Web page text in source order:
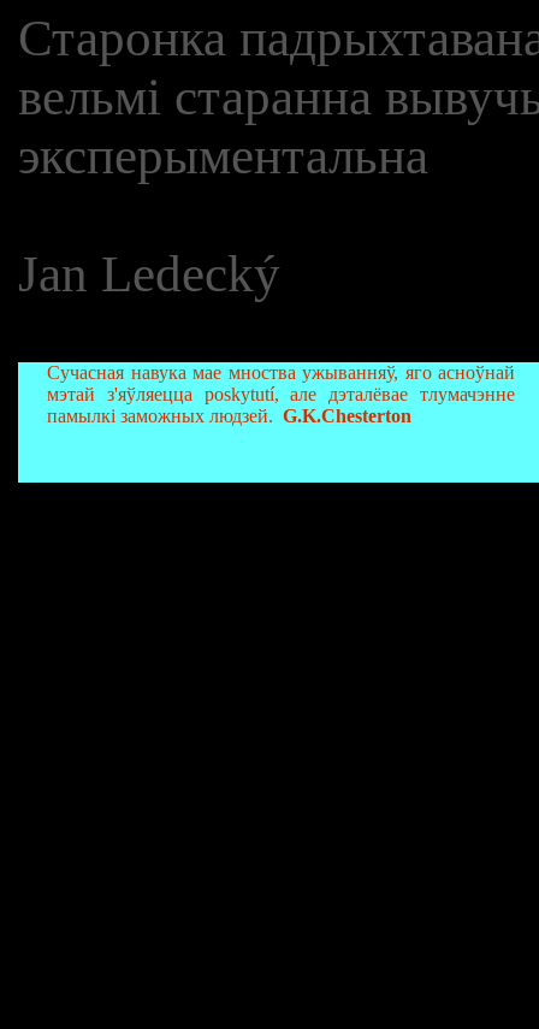
Старонка
вельмі старанна
эксперыментальна
Jan Ledecký
Сучасная навука мае мноства ужыванняў, яго асноўнай
мэтай з'яўляецца poskytutí, але дэталёвае тлумачэнне
памылкі заможных людзей. G.K.Chesterton